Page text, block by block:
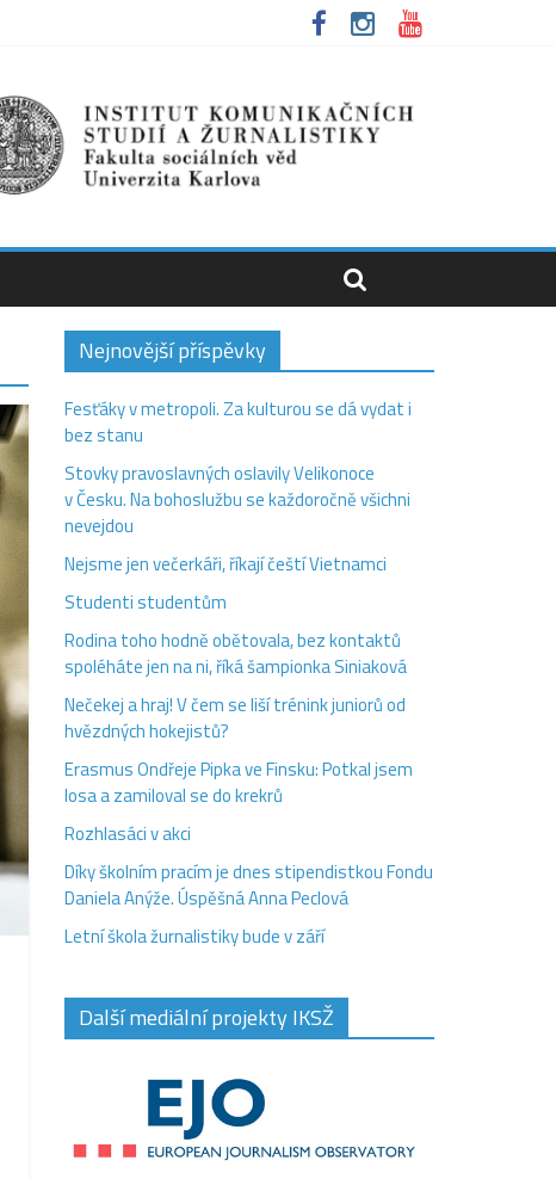
Nejnovější příspěvky
Fesťáky v metropoli. Za kulturou se dá vydat i
bez stanu
Stovky pravoslavných oslavily Velikonoce
v Česku. Na bohoslužbu se každoročně všichni
nevejdou
Nejsme jen večerkáři, říkají čeští Vietnamci
Studenti studentům
Rodina toho hodně obětovala, bez kontaktů
spoléháte jen na ni, říká šampionka Siniaková
Nečekej a hraj! V čem se liší trénink juniorů od
hvězdných hokejistů?
Erasmus Ondřeje Pipka ve Finsku: Potkal jsem
losa a zamiloval se do krekrů
Rozhlasáci v akci
Díky školním pracím je dnes stipendistkou Fondu
Daniela Anýže. Úspěšná Anna Peclová
Letní škola žurnalistiky bude v září
Další mediální projekty IKSŽ